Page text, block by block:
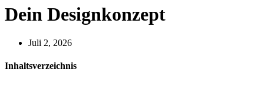
Dein Designkonzept
Juli 2, 2026
Inhaltsverzeichnis